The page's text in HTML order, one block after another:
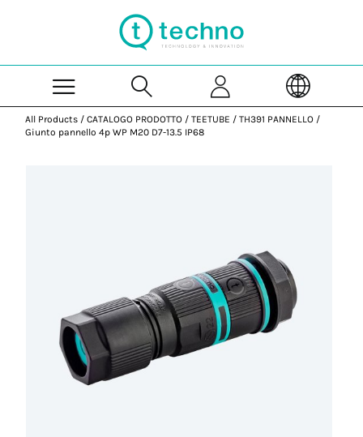
All Products / CATALOGO PRODOTTO / TEETUBE / TH391 PANNELLO /
Giunto pannello 4p WP M20 D7-13.5 IP68